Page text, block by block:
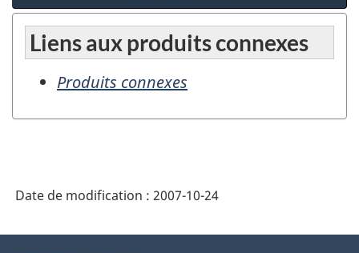
Liens aux produits connexes
Produits connexes
Date de modification : 2007-10-24